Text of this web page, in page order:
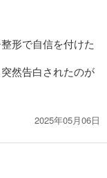
いなわたし act.17
形で自信を付けた
然告白されたのが
2025年05月06日